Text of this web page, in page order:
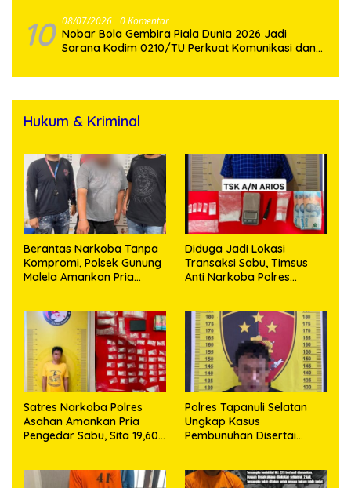
10 08/07/2026 0 Komentar
Nobar Bola Gembira Piala Dunia 2026 Jadi
Sarana Kodim 0210/TU Perkuat Komunikasi dan
Hukum & Kriminal
Berantas Narkoba Tanpa
Kompromi, Polsek Gunung
Malela Amankan Pria
Diduga Jadi Lokasi
Transaksi Sabu, Timsus
Anti Narkoba Polres
63,67 Gram Sabu
Satres Narkoba Polres
Asahan Amankan Pria
Pengedar Sabu, Sita 19,60
Polres Tapanuli Selatan
Ungkap Kasus
Pembunuhan Disertai
Ditangkap